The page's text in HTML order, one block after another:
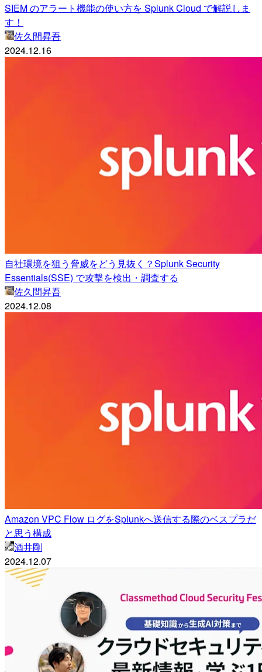
SIEM のアラート機能の使い方を Splunk Cloud で解説しま
す！
佐久間昇吾
2024.12.16
自社環境を狙う脅威をどう見抜く？Splunk Security
Essentials(SSE) で攻撃を検出・調査する
佐久間昇吾
2024.12.08
Amazon VPC Flow ログをSplunkへ送信する際のベスプラだ
と思う構成
酒井剛
2024.12.07